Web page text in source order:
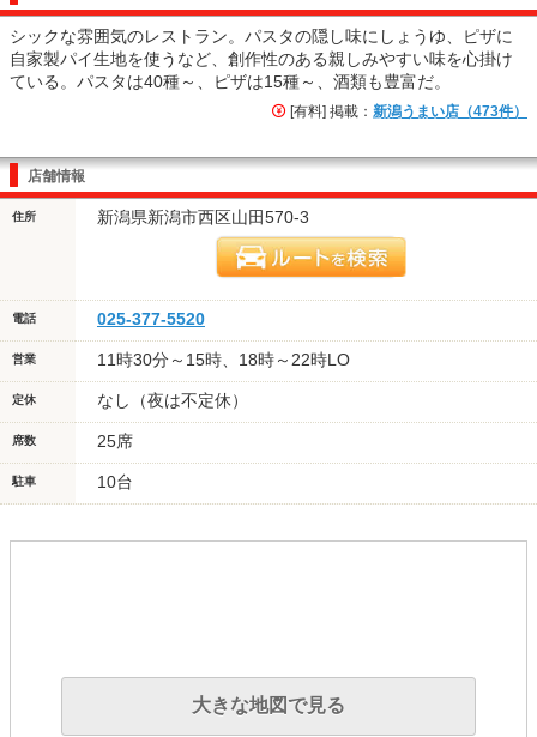
シックな雰囲気のレストラン。パスタの隠し味にしょうゆ、ピザに
自家製パイ生地を使うなど、創作性のある親しみやすい味を心掛け
ている。パスタは40種～、ピザは15種～、酒類も豊富だ。
[有料] 掲載： 新潟うまい店（473件）
店舗情報
住所 新潟県新潟市西区山田570-3
電話 025-377-5520
営業 11時30分～15時、18時～22時LO
定休 なし（夜は不定休）
席数 25席
駐車 10台
大きな地図で見る